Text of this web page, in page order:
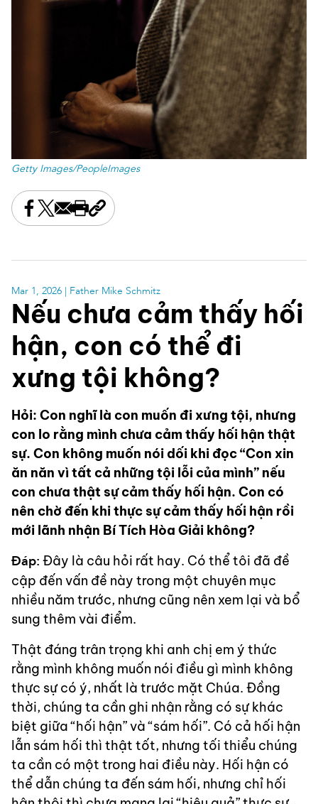
Getty Images/PeopleImages
Share this on Facebook
Share this on X
Share this by email
Print this page
Copy the page address
Mar 1, 2026 | Father Mike Schmitz
Nếu chưa cảm thấy hối
hận, con có thể đi
xưng tội không?
Hỏi: Con nghĩ là con muốn đi xưng tội, nhưng
con lo rằng mình chưa cảm thấy hối hận thật
sự. Con không muốn nói dối khi đọc “Con xin
ăn năn vì tất cả những tội lỗi của mình” nếu
con chưa thật sự cảm thấy hối hận. Con có
nên chờ đến khi thực sự cảm thấy hối hận rồi
mới lãnh nhận Bí Tích Hòa Giải không?
Đáp: Đây là câu hỏi rất hay. Có thể tôi đã đề
cập đến vấn đề này trong một chuyên mục
nhiều năm trước, nhưng cũng nên xem lại và bổ
sung thêm vài điểm.
Thật đáng trân trọng khi anh chị em ý thức
rằng mình không muốn nói điều gì mình không
thực sự có ý, nhất là trước mặt Chúa. Đồng
thời, chúng ta cần ghi nhận rằng có sự khác
biệt giữa “hối hận” và “sám hối”. Có cả hối hận
lẫn sám hối thì thật tốt, nhưng tối thiểu chúng
ta cần có một trong hai điều này. Hối hận có
thể dẫn chúng ta đến sám hối, nhưng chỉ hối